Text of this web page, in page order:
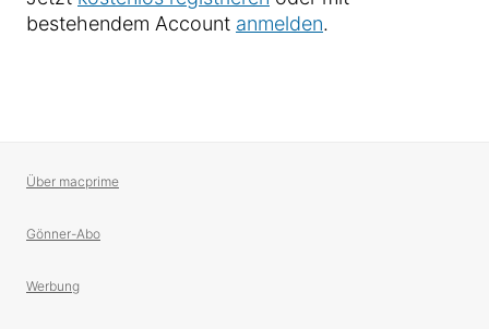
bestehendem Account anmelden.
Über macprime
Gönner-Abo
Werbung